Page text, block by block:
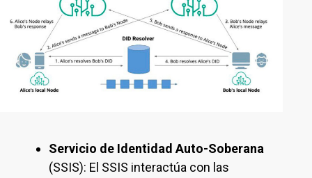
Servicio de Identidad Auto-Soberana
(SSIS): El SSIS interactúa con las